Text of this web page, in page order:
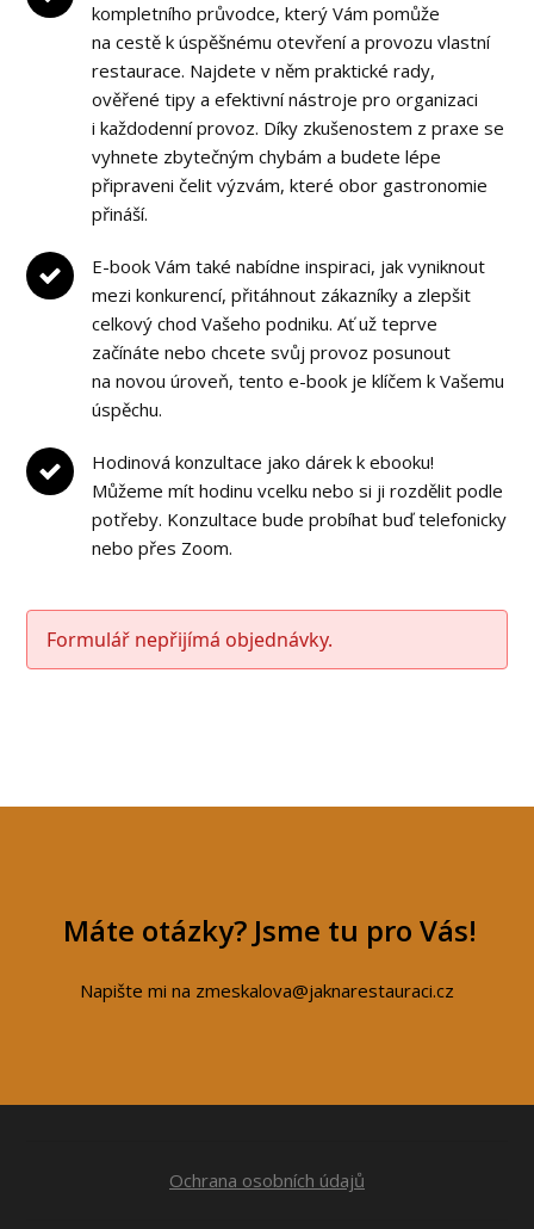
kompletního průvodce, který Vám pomůže
na cestě k úspěšnému otevření a provozu vlastní
restaurace. Najdete v něm praktické rady,
ověřené tipy a efektivní nástroje pro organizaci
i každodenní provoz. Díky zkušenostem z praxe se
vyhnete zbytečným chybám a budete lépe
připraveni čelit výzvám, které obor gastronomie
přináší.
E-book Vám také nabídne inspiraci, jak vyniknout
mezi konkurencí, přitáhnout zákazníky a zlepšit
celkový chod Vašeho podniku. Ať už teprve
začínáte nebo chcete svůj provoz posunout
na novou úroveň, tento e-book je klíčem k Vašemu
úspěchu.
Hodinová konzultace jako dárek k ebooku!
Můžeme mít hodinu vcelku nebo si ji rozdělit podle
potřeby. Konzultace bude probíhat buď telefonicky
nebo přes Zoom.
Formulář nepřijímá objednávky.
Máte otázky? Jsme tu pro Vás!
Napište mi na zmeskalova@jaknarestauraci.cz
Ochrana osobních údajů